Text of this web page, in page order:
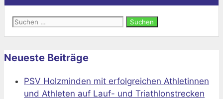
Suchen
Neueste Beiträge
PSV Holzminden mit erfolgreichen Athletinnen
und Athleten auf Lauf- und Triathlonstrecken